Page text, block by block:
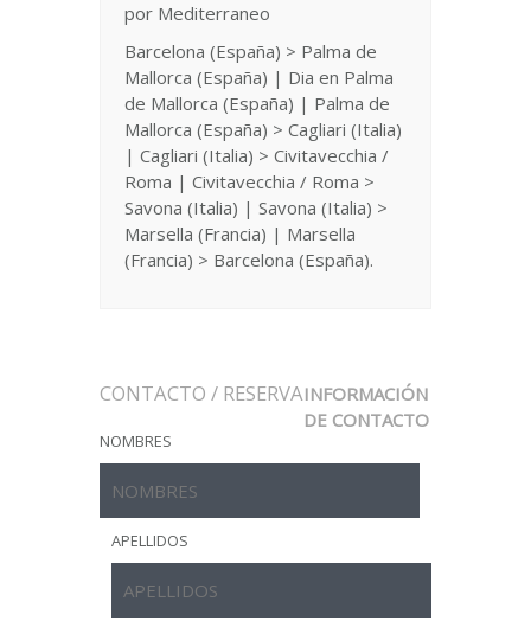
por Mediterraneo
Barcelona (España) > Palma de
Mallorca (España) | Dia en Palma
de Mallorca (España) | Palma de
Mallorca (España) > Cagliari (Italia)
| Cagliari (Italia) > Civitavecchia /
Roma | Civitavecchia / Roma >
Savona (Italia) | Savona (Italia) >
Marsella (Francia) | Marsella
(Francia) > Barcelona (España).
CONTACTO / RESERVAINFORMACIÓN
DE CONTACTO
NOMBRES
APELLIDOS